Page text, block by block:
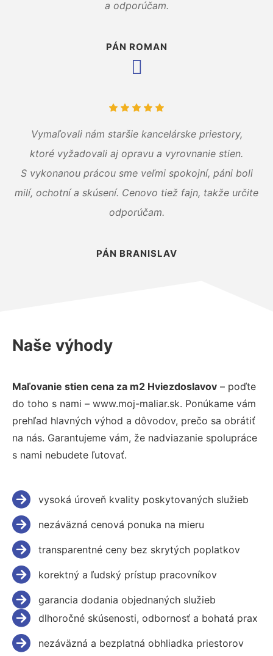
a odporúčam.
PÁN ROMAN
Vymaľovali nám staršie kancelárske priestory,
ktoré vyžadovali aj opravu a vyrovnanie stien.
S vykonanou prácou sme veľmi spokojní, páni boli
milí, ochotní a skúsení. Cenovo tiež fajn, takže určite
odporúčam.
PÁN BRANISLAV
Naše výhody
Maľovanie stien cena za m2 Hviezdoslavov – poďte
do toho s nami – www.moj-maliar.sk. Ponúkame vám
prehľad hlavných výhod a dôvodov, prečo sa obrátiť
na nás. Garantujeme vám, že nadviazanie spolupráce
s nami nebudete ľutovať.
vysoká úroveň kvality poskytovaných služieb
nezáväzná cenová ponuka na mieru
transparentné ceny bez skrytých poplatkov
korektný a ľudský prístup pracovníkov
garancia dodania objednaných služieb
dlhoročné skúsenosti, odbornosť a bohatá prax
nezáväzná a bezplatná obhliadka priestorov